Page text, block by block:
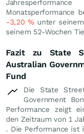
Monatsperformance
-3,20%unter seinem
seinem 52-Wochen
Fazit zu State
Australian
Fund
Die State
Government
Performance zeigt
den Zeitraum von 1
. Die Performance ist